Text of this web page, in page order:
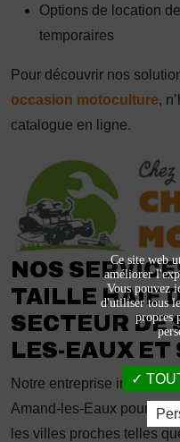
Options de location
temporaires
Pour découvrir nos
occasion motoculture,
catalogue en ligne.
NOS
TAILLE HAIE
SECTEUR DE
LES-EAUX ET
Notre entreprise
Amand-les-Eaux pour la
les villes proches telles
Ce site web
améliorer
Vous pouvez
d'utiliser tous
propres